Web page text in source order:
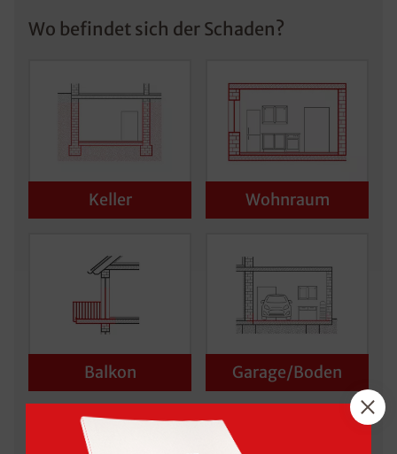
Wo befindet sich der Schaden?
Keller Wohnraum
Balkon Garage/Boden